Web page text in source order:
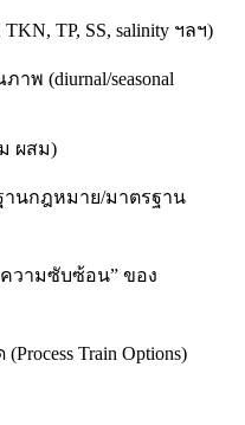
TP, SS, salinity ฯลฯ)
(diurnal/seasonal
ผสม)
นกฎหมาย/มาตรฐาน
วามซับซ้อน” ของ
Train Options)